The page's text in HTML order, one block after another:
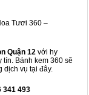
Tươi 360 –
Quận 12 với hy
Bánh kem 360 sẽ
dịch vụ tại đây.
341 493